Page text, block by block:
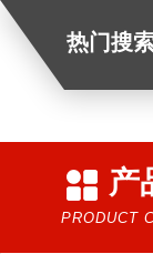
热门搜索
产
PRODUCT